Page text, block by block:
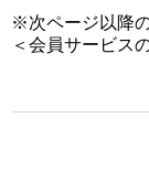
※次ページ以降
＜会員サービス